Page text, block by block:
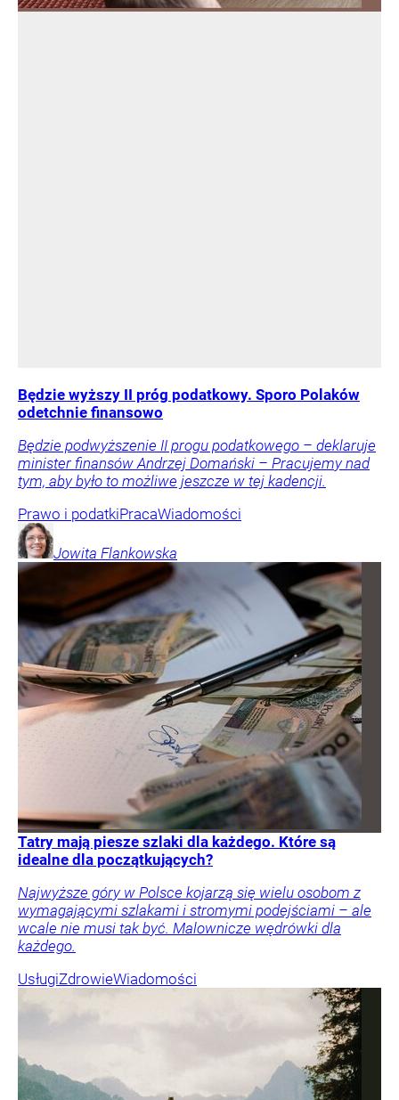
Będzie wyższy II próg podatkowy. Sporo Polaków
odetchnie finansowo
Będzie podwyższenie II progu podatkowego – deklaruje
minister finansów Andrzej Domański – Pracujemy nad
tym, aby było to możliwe jeszcze w tej kadencji.
Prawo i podatkiPracaWiadomości
Jowita Flankowska
Tatry mają piesze szlaki dla każdego. Które są
idealne dla początkujących?
Najwyższe góry w Polsce kojarzą się wielu osobom z
wymagającymi szlakami i stromymi podejściami – ale
wcale nie musi tak być. Malownicze wędrówki dla
każdego.
UsługiZdrowieWiadomości